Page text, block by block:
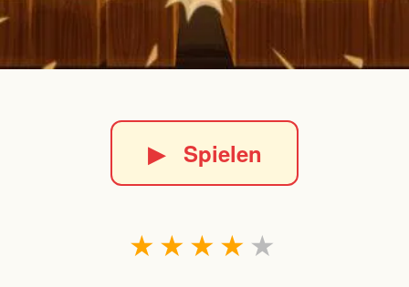
▶Spielen
★
★
★
★
★